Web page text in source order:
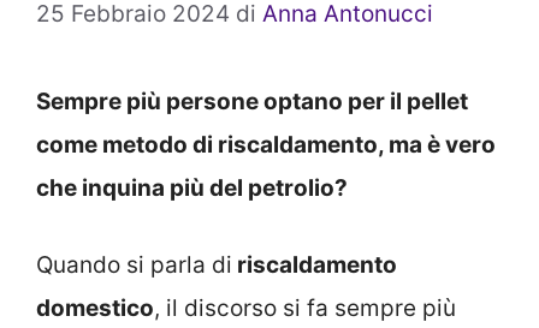
25 Febbraio 2024 di Anna Antonucci
Sempre più persone optano per il pellet
come metodo di riscaldamento, ma è vero
che inquina più del petrolio?
Quando si parla di riscaldamento
domestico, il discorso si fa sempre più